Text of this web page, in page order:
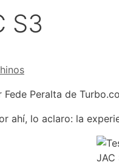
S3
Peralta de
ahí, lo aclaro: la
JAC